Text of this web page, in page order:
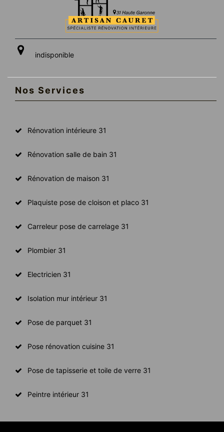
indisponible
Nos Services
Rénovation intérieure 31
Rénovation salle de bain 31
Rénovation de maison 31
Plaquiste pose de cloison et placo 31
Carreleur pose de carrelage 31
Plombier 31
Electricien 31
Isolation mur intérieur 31
Pose de parquet 31
Pose rénovation cuisine 31
Pose de tapisserie et toile de verre 31
Peintre intérieur 31